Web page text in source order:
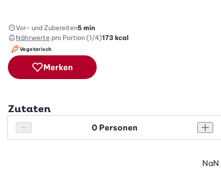
Vor- und Zubereiten5 min
Nährwerte pro Portion (1/4)173 kcal
Vegetarisch
Merken
Zutaten
Personenanzahl verringern
Personenanzahl
NaN